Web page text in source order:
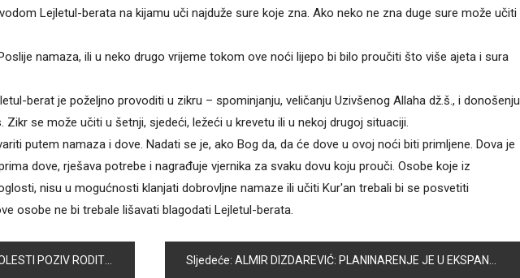
Lejletul-berata na kijamu uči najduže sure koje zna. Ako neko ne zna duge sure može učiti
namaza, ili u neko drugo vrijeme tokom ove noći lijepo bi bilo proučiti što više ajeta i sura
berat je poželjno provoditi u zikru – spominjanju, veličanju Uzivšenog Allaha dž.š., i donošenju
Zikr se može učiti u šetnji, sjedeći, ležeći u krevetu ili u nekoj drugoj situaciji.
putem namaza i dove. Nadati se je, ako Bog da, da će dove u ovoj noći biti primljene. Dova je
dove, rješava potrebe i nagrađuje vjernika za svaku dovu koju prouči. Osobe koje iz
nisu u mogućnosti klanjati dobrovljne namaze ili učiti Kur'an trebali bi se posvetiti
osobe ne bi trebale lišavati blagodati Lejletul-berata.
DA VAKCINIŠU DJECU Sljedeće: ALMIR DIZDAREVIĆ: PLANINARENJE JE U EKSPANZIJI, PLANINE PRUŽAJU NEOPISIVE OSJEĆAJE